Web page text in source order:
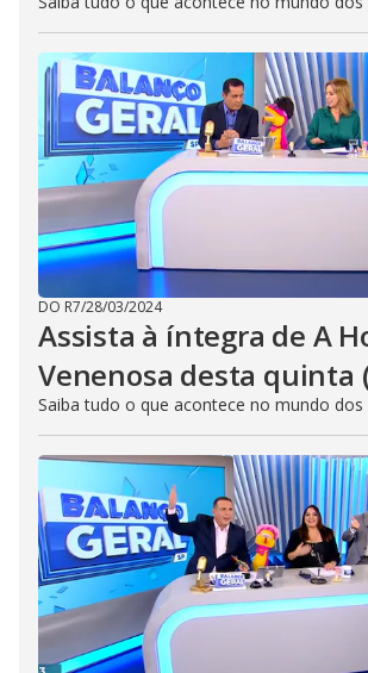
DO R7/28/03/2024
Assista à íntegra de A
Venenosa desta quinta
Saiba tudo o que acontece no mundo